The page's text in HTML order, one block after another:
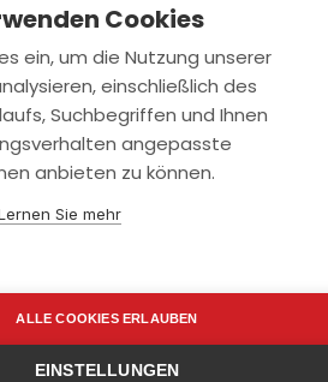
Cookies
ein, um die Nutzung unserer
einschließlich des
Suchbegriffen und Ihnen
angepasste
anbieten zu können.
Sie mehr
ALLE COOKIES ERLAUBEN
EINSTELLUNGEN